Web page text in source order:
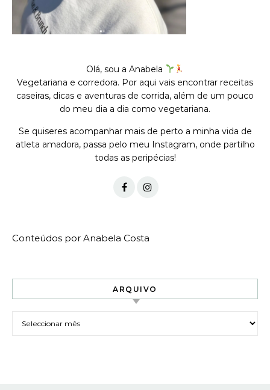
Olá, sou a Anabela
Vegetariana e corredora. Por aqui vais encontrar receitas
caseiras, dicas e aventuras de corrida, além de um pouco
do meu dia a dia como vegetariana.
Se quiseres acompanhar mais de perto a minha vida de
atleta amadora, passa pelo meu Instagram, onde partilho
todas as peripécias!
Conteúdos por Anabela Costa
ARQUIVO